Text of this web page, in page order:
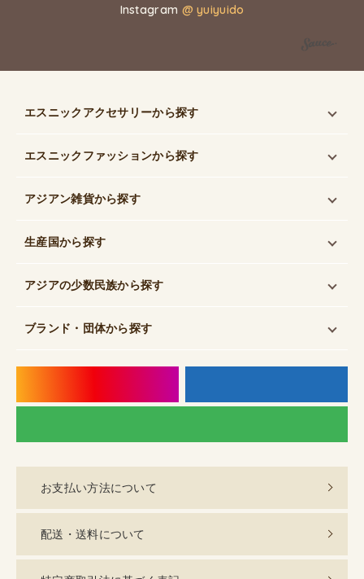
Instagram @ yuiyuido
エスニックアクセサリーから探す
エスニックファッションから探す
アジアン雑貨から探す
生産国から探す
アジアの少数民族から探す
ブランド・団体から探す
お支払い方法について
配送・送料について